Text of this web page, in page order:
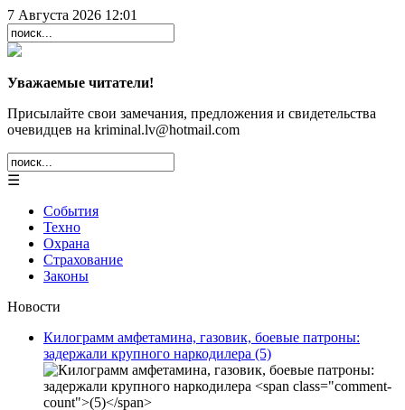
7 Августа 2026 12:01
Уважаемые читатели!
Присылайте свои замечания, предложения и свидетельства
очевидцев на kriminal.lv@hotmail.com
☰
События
Техно
Охрана
Страхование
Законы
Новости
Килограмм амфетамина, газовик, боевые патроны:
задержали крупного наркодилера (5)